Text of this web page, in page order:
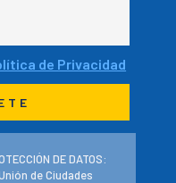
de Privacidad
DE DATOS:
de Ciudades